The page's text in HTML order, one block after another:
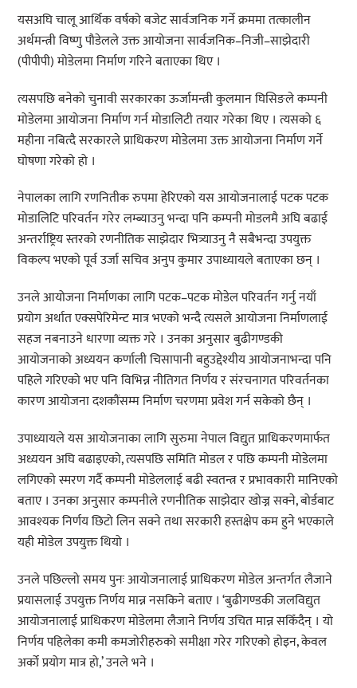
यसअघि चालू आर्थिक वर्षको बजेट सार्वजनिक गर्ने क्रममा तत्कालीन
अर्थमन्त्री विष्णु पौडेलले उक्त आयोजना सार्वजनिक–निजी–साझेदारी
(पीपीपी) मोडेलमा निर्माण गरिने बताएका थिए ।
त्यसपछि बनेको चुनावी सरकारका ऊर्जामन्त्री कुलमान घिसिङले कम्पनी
मोडेलमा आयोजना निर्माण गर्न मोडालिटी तयार गरेका थिए । त्यसको ६
महीना नबित्दै सरकारले प्राधिकरण मोडेलमा उक्त आयोजना निर्माण गर्ने
घोषणा गरेको हो ।
नेपालका लागि रणनितीक रुपमा हेरिएको यस आयोजनालाई पटक पटक
मोडालिटि परिवर्तन गरेर लम्ब्याउनु भन्दा पनि कम्पनी मोडलमै अघि बढाई
अन्तर्राष्ट्रिय स्तरको रणनीतिक साझेदार भित्र्याउनु नै सबैभन्दा उपयुक्त
विकल्प भएको पूर्व उर्जा सचिव अनुप कुमार उपाध्यायले बताएका छन् ।
उनले आयोजना निर्माणका लागि पटक–पटक मोडेल परिवर्तन गर्नु नयाँ
प्रयोग अर्थात एक्सपेरिमेन्ट मात्र भएको भन्दै त्यसले आयोजना निर्माणलाई
सहज नबनाउने धारणा व्यक्त गरे । उनका अनुसार बुढीगण्डकी
आयोजनाको अध्ययन कर्णाली चिसापानी बहुउद्देश्यीय आयोजनाभन्दा पनि
पहिले गरिएको भए पनि विभिन्न नीतिगत निर्णय र संरचनागत परिवर्तनका
कारण आयोजना दशकौंसम्म निर्माण चरणमा प्रवेश गर्न सकेको छैन् ।
उपाध्यायले यस आयोजनाका लागि सुरुमा नेपाल विद्युत प्राधिकरणमार्फत
अध्ययन अघि बढाइएको, त्यसपछि समिति मोडल र पछि कम्पनी मोडेलमा
लगिएको स्मरण गर्दै कम्पनी मोडेललाई बढी स्वतन्त्र र प्रभावकारी मानिएको
बताए । उनका अनुसार कम्पनीले रणनीतिक साझेदार खोज्न सक्ने, बोर्डबाट
आवश्यक निर्णय छिटो लिन सक्ने तथा सरकारी हस्तक्षेप कम हुने भएकाले
यही मोडेल उपयुक्त थियो ।
उनले पछिल्लो समय पुनः आयोजनालाई प्राधिकरण मोडेल अन्तर्गत लैजाने
प्रयासलाई उपयुक्त निर्णय मान्न नसकिने बताए । ‘बुढीगण्डकी जलविद्युत
आयोजनालाई प्राधिकरण मोडेलमा लैजाने निर्णय उचित मान्न सकिँदैन् । यो
निर्णय पहिलेका कमी कमजोरीहरुको समीक्षा गरेर गरिएको होइन, केवल
अर्को प्रयोग मात्र हो,’ उनले भने ।